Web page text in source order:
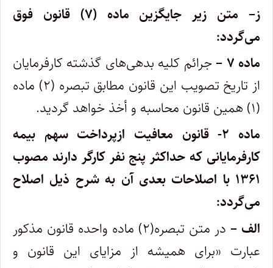
ز– متن زیر جایگزین ماده (۷) قانون فوق
می‌گردد:
ماده ۷ –
جرائم کلیه بدهی‌های گذشته کارفرمایان
از تاریخ تصویب این قانون مطابق تبصره (۲) ماده
(۱) همین قانون محاسبه و أخذ خواهد گردید.
ماده ۲- قانون معافیت ازپرداخت سهم بیمه
کارفرمایانی که حداکثر پنج نفر کارگر دارند مصوب
۱۳۶۱ با اصلاحات بعدی آن به شرح ذیل اصلاح
می‌گردد:
الف –
در متن تبصره(۲) ماده واحده قانون مذکور
عبارت «برای همیشه از مزایای این قانون و